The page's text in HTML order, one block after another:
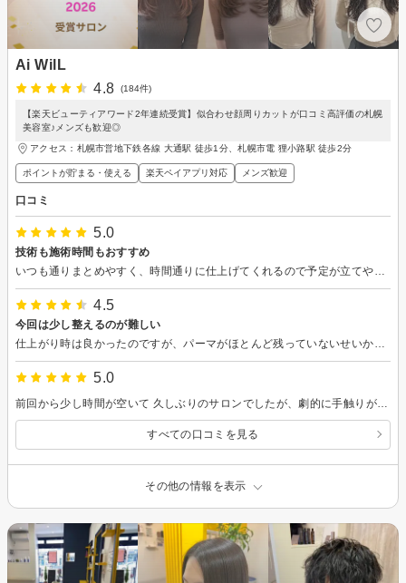
Ai WilL
4.8
(184件)
【楽天ビューティアワード2年連続受賞】似合わせ顔周りカットが口コミ高評価の札幌
美容室♪メンズも歓迎◎
アクセス：札幌市営地下鉄各線 大通駅 徒歩1分、札幌市電 狸小路駅 徒歩2分
ポイントが貯まる・使える 楽天ペイアプリ対応 メンズ歓迎
口コミ
5.0
技術も施術時間もおすすめ
4.5
今回は少し整えるのが難しい
5.0
前回から少し時間が空いて 久しぶりのサロンでしたが、劇的に手触りが違います！髪に必要なトリートメントを提案していただけてとても満足しています。またよろしくお願いします。
すべての口コミを見る
その他の情報を表示